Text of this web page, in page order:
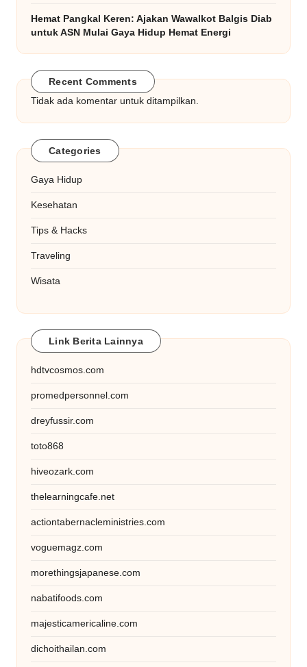
Hemat Pangkal Keren: Ajakan Wawalkot Balgis Diab
untuk ASN Mulai Gaya Hidup Hemat Energi
Recent Comments
Tidak ada komentar untuk ditampilkan.
Categories
Gaya Hidup
Kesehatan
Tips & Hacks
Traveling
Wisata
Link Berita Lainnya
hdtvcosmos.com
promedpersonnel.com
dreyfussir.com
toto868
hiveozark.com
thelearningcafe.net
actiontabernacleministries.com
voguemagz.com
morethingsjapanese.com
nabatifoods.com
majesticamericaline.com
dichoithailan.com